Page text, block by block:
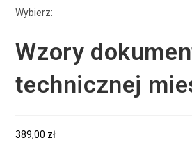
Wybierz:
Wzory
technicznej
389,00 zł